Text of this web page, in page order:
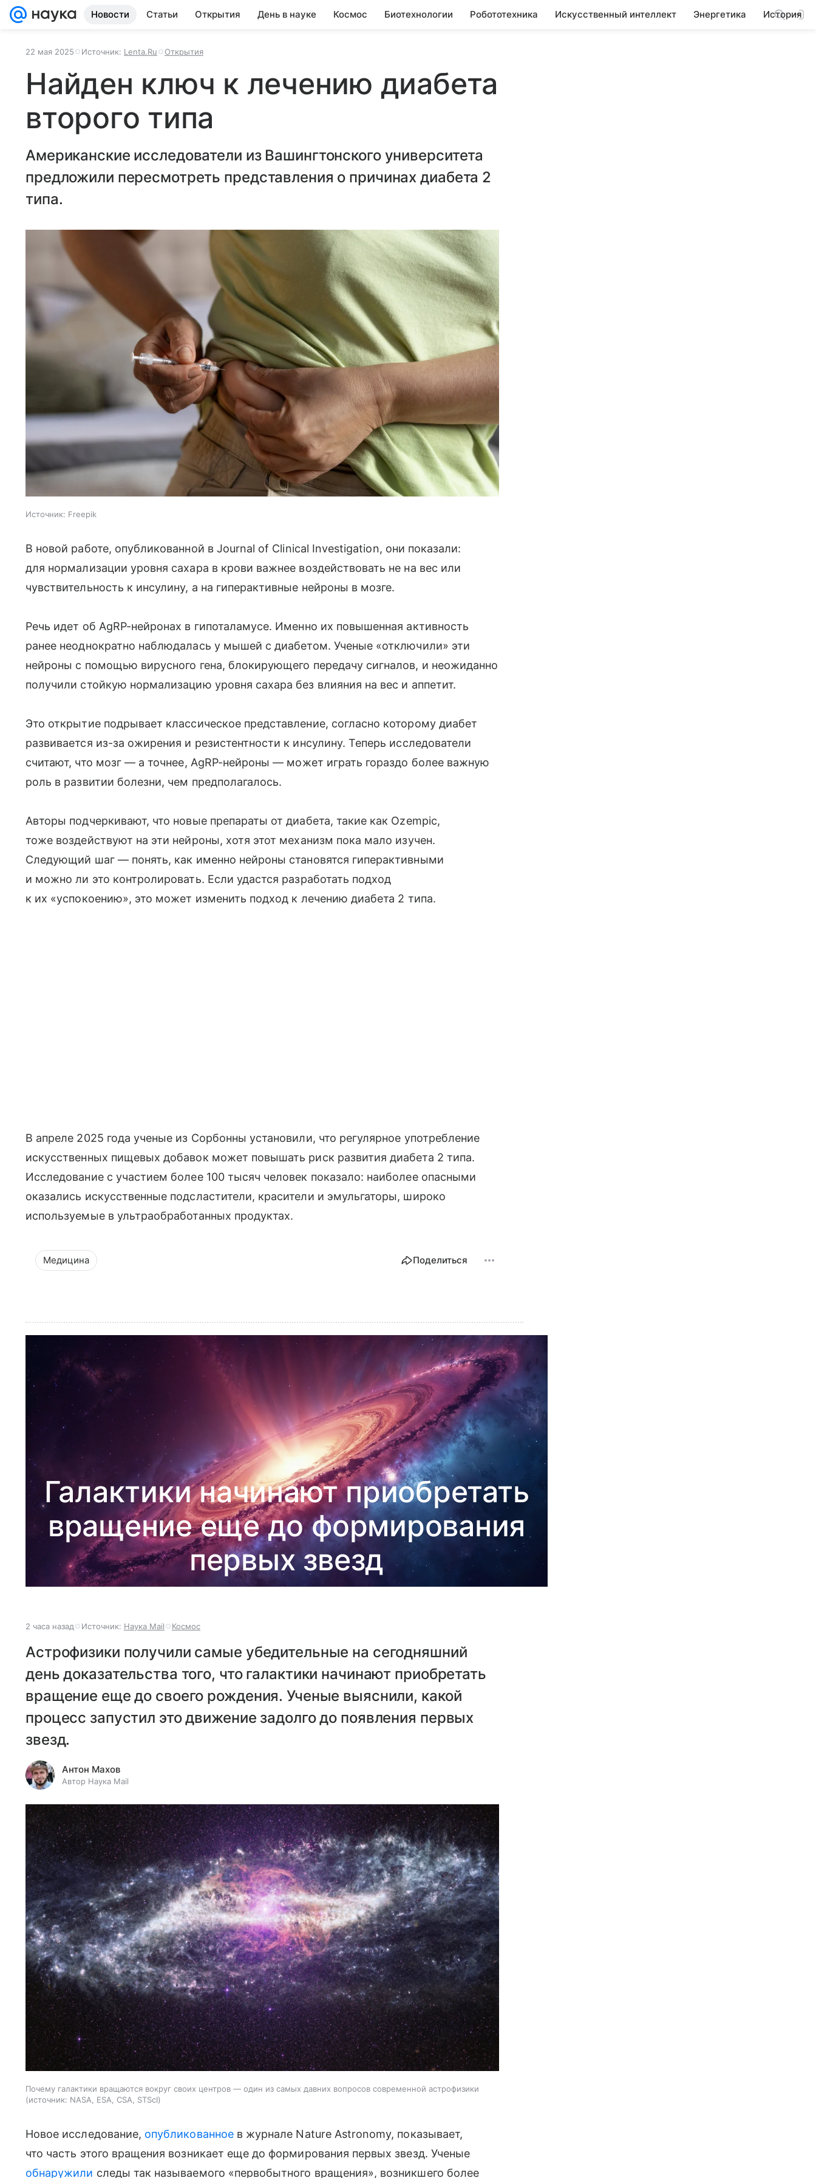
Новости Статьи Открытия День в науке Космос Биотехнологии Робототехника Искусственный интеллект Энергетика История
22 мая 2025 Источник: Lenta.Ru Открытия
Найден ключ к лечению диабета
второго типа
Американские исследователи из Вашингтонского университета
предложили пересмотреть представления о причинах диабета 2
типа.
Источник: Freepik
В новой работе, опубликованной в Journal of Clinical Investigation, они показали:
для нормализации уровня сахара в крови важнее воздействовать не на вес или
чувствительность к инсулину, а на гиперактивные нейроны в мозге.
Речь идет об AgRP-нейронах в гипоталамусе. Именно их повышенная активность
ранее неоднократно наблюдалась у мышей с диабетом. Ученые «отключили» эти
нейроны с помощью вирусного гена, блокирующего передачу сигналов, и неожиданно
получили стойкую нормализацию уровня сахара без влияния на вес и аппетит.
Это открытие подрывает классическое представление, согласно которому диабет
развивается из-за ожирения и резистентности к инсулину. Теперь исследователи
считают, что мозг — а точнее, AgRP-нейроны — может играть гораздо более важную
роль в развитии болезни, чем предполагалось.
Авторы подчеркивают, что новые препараты от диабета, такие как Ozempic,
тоже воздействуют на эти нейроны, хотя этот механизм пока мало изучен.
Следующий шаг — понять, как именно нейроны становятся гиперактивными
и можно ли это контролировать. Если удастся разработать подход
к их «успокоению», это может изменить подход к лечению диабета 2 типа.
В апреле 2025 года ученые из Сорбонны установили, что регулярное употребление
искусственных пищевых добавок может повышать риск развития диабета 2 типа.
Исследование с участием более 100 тысяч человек показало: наиболее опасными
оказались искусственные подсластители, красители и эмульгаторы, широко
используемые в ультраобработанных продуктах.
Медицина Поделиться
Галактики начинают приобретать
вращение еще до формирования
первых звезд
2 часа назад Источник: Наука Mail Космос
Астрофизики получили самые убедительные на сегодняшний
день доказательства того, что галактики начинают приобретать
вращение еще до своего рождения. Ученые выяснили, какой
процесс запустил это движение задолго до появления первых
звезд.
Антон Махов
Автор Наука Mail
Почему галактики вращаются вокруг своих центров — один из самых давних вопросов современной астрофизики
источник: NASA, ESA, CSA, STScI
Новое исследование, опубликованноев журнале Nature Astronomy, показывает,
что часть этого вращения возникает еще до формирования первых звезд. Ученые
обнаружили следы так называемого «первобытного вращения», возникшего более